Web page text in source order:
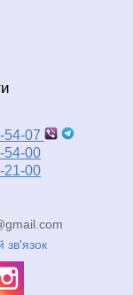
54-07
54-00
21-00
зв'язок